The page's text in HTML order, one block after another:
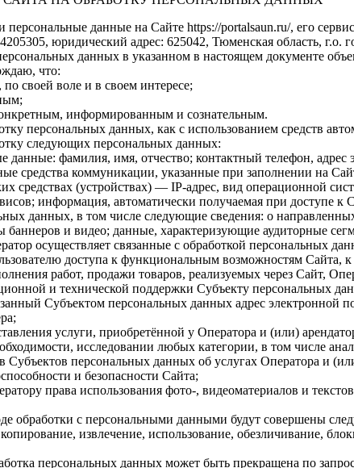
персональные данные на Сайте https://portalsaun.ru/, его
юридический адрес: 625042, Тюменская область,
данных в указанном в настоящем документе
что:
своей воле и в своем интересе;
информированным и сознательным.
персональных данных, как с использованием средств
следующих персональных данных:
данные: фамилия, имя, отчество; контактный телефон,
средства коммуникации, указанные при заполнении на
средствах (устройствах) — IP-адрес, вид операционной
информация, автоматически получаемая при доступе к
данных, в том числе следующие сведения: о
баннеров и видео; данные, характеризующие аудиторные
осуществляет связанные с обработкой персональных
доступа к функциональным возможностям Сайта,
работ, продажи товаров, реализуемых через Сайт,
и технической поддержки Субъекту персональных
Субъектом персональных данных адрес
услуги, приобретённой у Оператора и (или)
исследовании любых категории, в том числе
Субъектов персональных данных об услугах Оператора и
и безопасности Сайта;
права использования фото-, видеоматериалов и
обработки с персональными данными будут совершены
извлечение, использование, обезличивание,
персональных данных может быть прекращена по